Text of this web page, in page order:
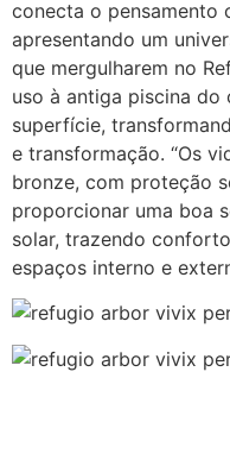
conecta o pensamento
apresentando um
que mergulharem no
uso à antiga piscina do
superfície,
e transformação. “Os
bronze, com proteção
proporcionar uma boa
solar, trazendo
espaços interno e